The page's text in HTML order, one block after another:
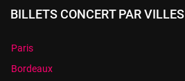
BILLETS CONCERT PAR VILLES
Paris
Bordeaux